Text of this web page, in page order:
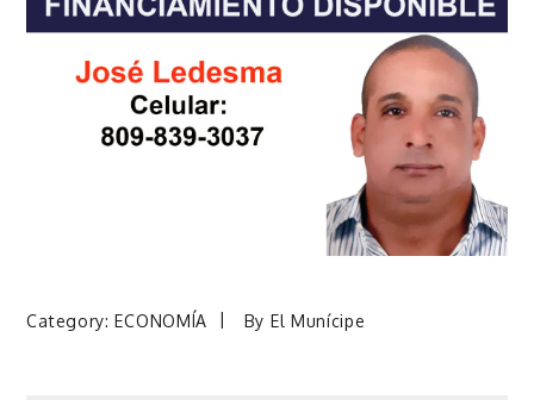
Category:ECONOMÍA By El Munícipe